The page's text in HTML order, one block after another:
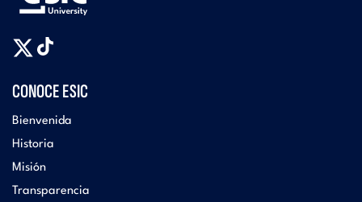
CONOCE ESIC
Bienvenida
Historia
Misión
Transparencia